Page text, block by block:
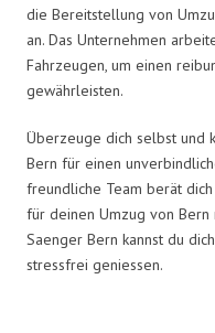
die Bereitstellung von
an. Das Unternehmen
Fahrzeugen, um einen
gewährleisten.
Überzeuge dich selbst und
Bern für einen
freundliche Team berät
für deinen Umzug von Bern
Saenger Bern kannst du
stressfrei geniessen.